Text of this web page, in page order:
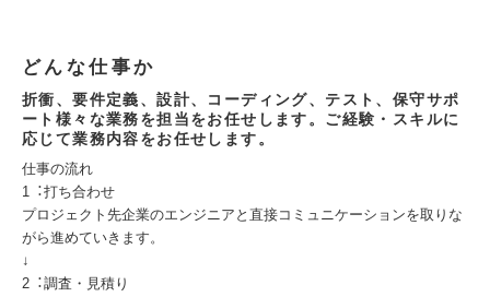
どんな仕事か
折衝、要件定義、設計、コーディング、テスト、保守サポ
ート様々な業務を担当をお任せします。ご経験・スキルに
応じて業務内容をお任せします。
仕事の流れ
1︓打ち合わせ
プロジェクト先企業のエンジニアと直接コミュニケーションを取りな
がら進めていきます。
↓
2︓調査・⾒積り